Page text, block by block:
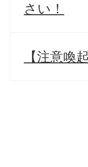
さい！
【注意喚